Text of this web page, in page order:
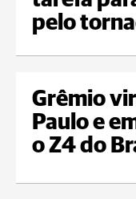
pelo
Grêmio
Paulo e
o Z4 do